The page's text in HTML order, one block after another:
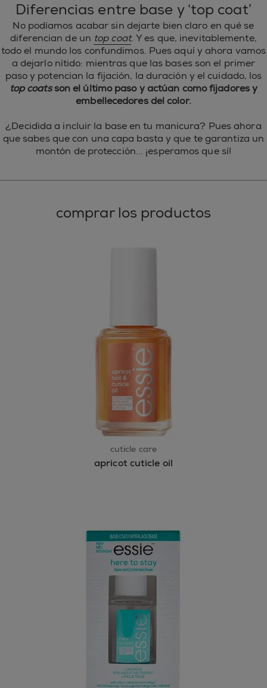
Diferencias entre base y ‘top coat’
No podíamos acabar sin dejarte bien claro en qué se
diferencian de un top coat. Y es que, inevitablemente,
todo el mundo los confundimos. Pues aquí y ahora vamos
a dejarlo nítido: mientras que las bases son el primer
paso y potencian la fijación, la duración y el cuidado, los
top coatsson el último paso y actúan como fijadores y
embellecedores del color.
¿Decidida a incluir la base en tu manicura? Pues ahora
que sabes que con una capa basta y que te garantiza un
montón de protección... ¡esperamos que sí!
comprar los productos
cuticle care
apricot cuticle oil